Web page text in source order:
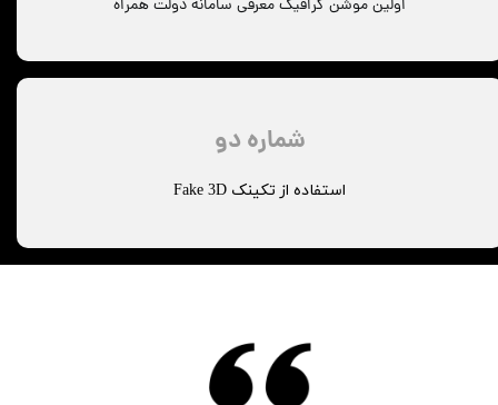
اولین موشن گرافیک معرفی سامانه دولت همراه
شماره دو
استفاده از تکینک Fake 3D